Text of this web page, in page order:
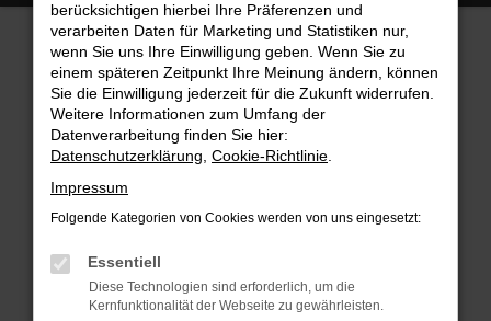
Fahrzeugmarkt
Fehler: Network Error
Beim Laden ist ein Fehler aufgetreten.
Hier sind ein paar Tipps, die dir helfen können:
Überprüfe deine Firewall und deine
Internetverbindung.
berücksichtigen hierbei Ihre Präferenzen und
verarbeiten Daten für Marketing und Statistiken nur,
wenn Sie uns Ihre Einwilligung geben. Wenn Sie zu
einem späteren Zeitpunkt Ihre Meinung ändern, können
Sie die Einwilligung jederzeit für die Zukunft widerrufen.
Weitere Informationen zum Umfang der
Datenverarbeitung finden Sie hier:
Datenschutzerklärung Cookie-Richtlinie
Impressum
Folgende Kategorien von Cookies werden von uns eingesetzt:
Essentiell
Diese Technologien sind erforderlich, um die
Kernfunktionalität der Webseite zu gewährleisten.